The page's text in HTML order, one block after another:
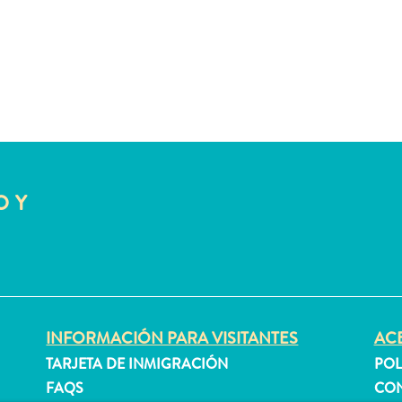
Y
INFORMACIÓN PARA VISITANTES
TARJETA DE INMIGRACIÓN
FAQS